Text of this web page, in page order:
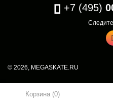
Корзина (0)
+7 (495)
© 2026, MEGASKATE.RU